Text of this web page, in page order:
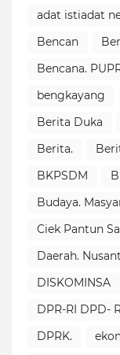
adat istiadat
Bencan
Bencana.
bengkayang
Berita Duka
Berita.
BKPSDM
Budaya.
Ciek Pantun
Daerah.
DISKOMINSA
DPR-RI DPD-
DPRK.